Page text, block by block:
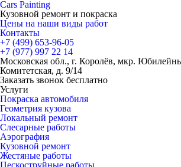
Cars Painting
Кузовной ремонт и покраска
Цены на наши виды работ
Контакты
+7 (499) 653-96-05
+7 (977) 997 22 14
Московская обл., г. Королёв, мкр.
Комитетская, д. 9/14
Заказать звонок бесплатно
Услуги
Покраска автомобиля
Геометрия кузова
Локальный ремонт
Слесарные работы
Аэрография
Кузовной ремонт
Жестяные работы
Пескоструйные работы